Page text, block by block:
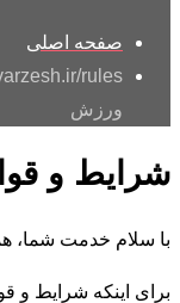
صفحه اصلی
rules/
ورزش
شرایط و
با سلام خدمت شما،
برای اینکه شرایط و